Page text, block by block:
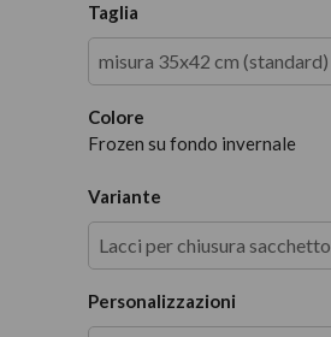
Taglia
misura 35x42 cm (standard)
Colore
Frozen su fondo invernale
Variante
Lacci per chiusura sacchetto
Personalizzazioni